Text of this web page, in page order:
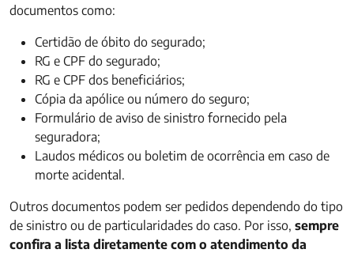
documentos como:
Certidão de óbito do segurado;
RG e CPF do segurado;
RG e CPF dos beneficiários;
Cópia da apólice ou número do seguro;
Formulário de aviso de sinistro fornecido pela
seguradora;
Laudos médicos ou boletim de ocorrência em caso de
morte acidental.
Outros documentos podem ser pedidos dependendo do tipo
de sinistro ou de particularidades do caso. Por isso, sempre
confira a lista diretamente com o atendimento da